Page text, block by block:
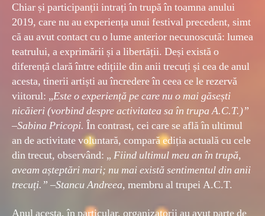
Chiar și participanții intrați în trupă în toamna anului
2019, care nu au experiența unui festival precedent, simt
că au avut contact cu o lume anterior necunoscută: lumea
teatrului, a exprimării și a libertății. Deși există o
diferență clară între edițiile din anii trecuți și cea de anul
acesta, tinerii artiști au încredere în ceea ce le rezervă
viitorul: „Este o experiență pe care nu o mai găsești
nicăieri (vorbind despre activitatea sa în trupa A.C.T.)”
–Sabina Pricopi. În contrast, cei care se află în ultimul
an de activitate voluntară, compară ediția actuală cu cele
din trecut, observând: „ Fiind ultimul meu an în trupă,
aveam așteptări mari; nu mai există sentimentul din anii
trecuți.” –Stancu Andreea, membru al trupei A.C.T.